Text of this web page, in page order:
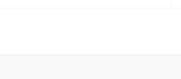
Купить в 1 клик Сравнение